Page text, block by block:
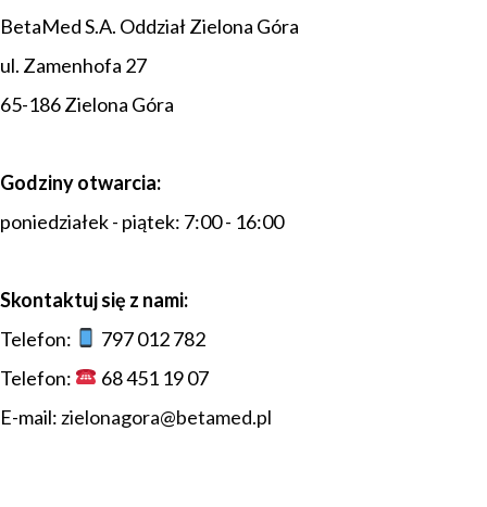
BetaMed S.A. Oddział Zielona Góra
ul. Zamenhofa 27
65-186 Zielona Góra
Godziny otwarcia:
poniedziałek - piątek: 7:00 - 16:00
Skontaktuj się z nami:
Telefon:
797 012 782
Telefon:
68 451 19 07
E-mail: zielonagora@betamed.pl